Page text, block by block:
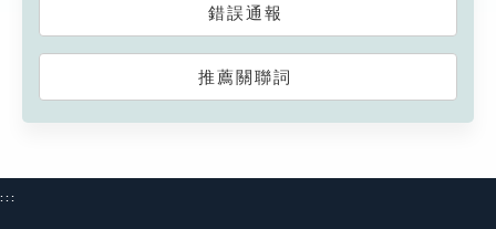
錯誤通報
推薦關聯詞
:::